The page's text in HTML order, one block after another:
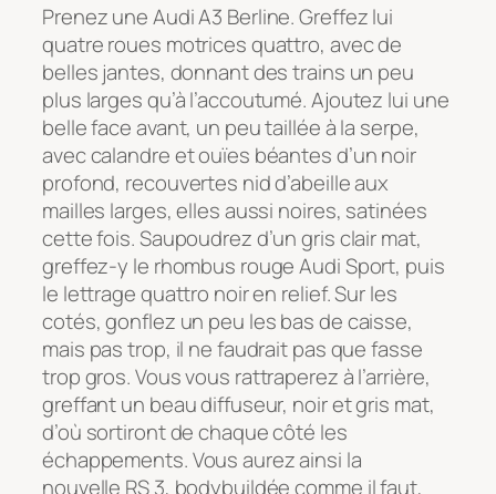
Prenez une Audi A3 Berline. Greffez lui
quatre roues motrices quattro, avec de
belles jantes, donnant des trains un peu
plus larges qu’à l’accoutumé. Ajoutez lui une
belle face avant, un peu taillée à la serpe,
avec calandre et ouïes béantes d’un noir
profond, recouvertes nid d’abeille aux
mailles larges, elles aussi noires, satinées
cette fois. Saupoudrez d’un gris clair mat,
greffez-y le rhombus rouge Audi Sport, puis
le lettrage quattro noir en relief. Sur les
cotés, gonflez un peu les bas de caisse,
mais pas trop, il ne faudrait pas que fasse
trop gros. Vous vous rattraperez à l’arrière,
greffant un beau diffuseur, noir et gris mat,
d’où sortiront de chaque côté les
échappements. Vous aurez ainsi la
nouvelle RS 3, bodybuildée comme il faut,